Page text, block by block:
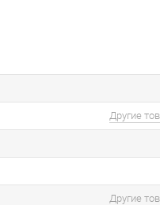
Другие
Другие